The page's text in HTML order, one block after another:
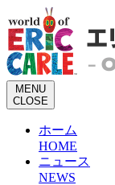
M ENU
CLOS E
ホーム
HOME
ニュース
NEWS